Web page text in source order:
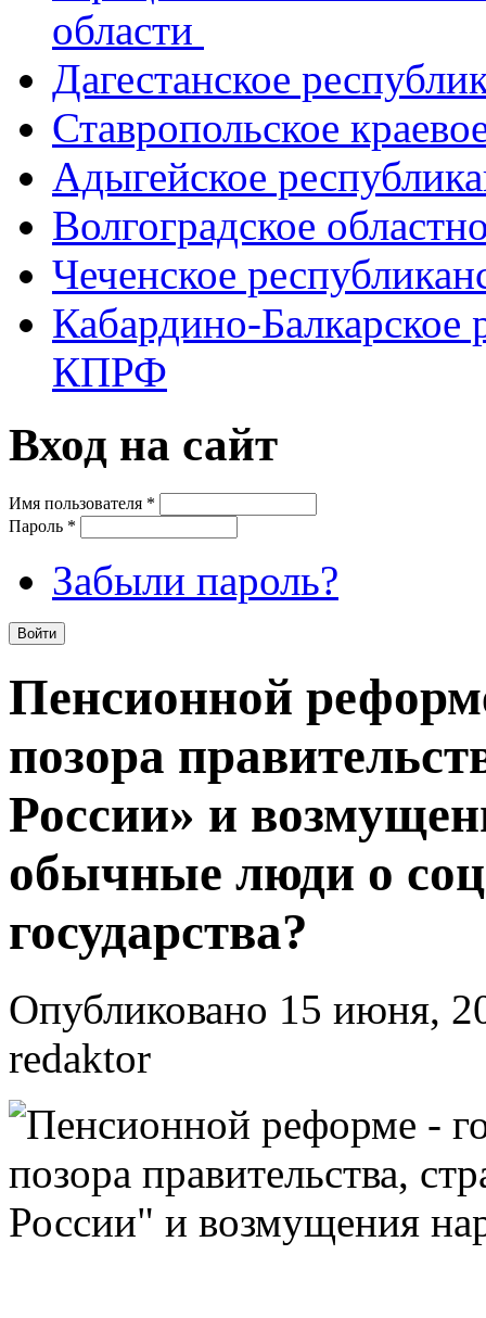
области
Дагестанское
Ставропольское
Адыгейское
Волгоградское
Чеченское
Кабардино-Балкарское
КПРФ
Вход на сайт
Имя пользователя *
Пароль *
Забыли пароль?
Пенсионной
позора
России» и
обычные люди о
государства?
Опубликовано 15 июня,
redaktor